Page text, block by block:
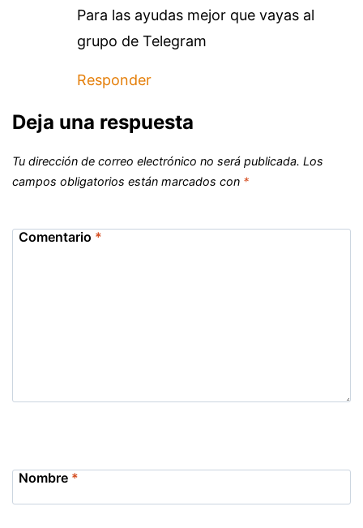
Para las ayudas mejor que vayas al
grupo de Telegram
Responder
Deja una respuesta
Tu dirección de correo electrónico no será publicada. Los
campos obligatorios están marcados con *
Comentario *
Nombre *